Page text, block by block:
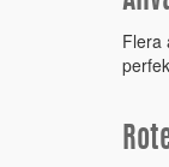
Flera